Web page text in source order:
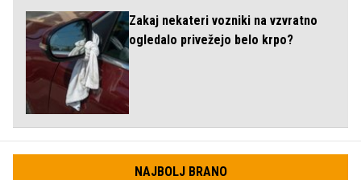
Zakaj nekateri vozniki na vzvratno
ogledalo privežejo belo krpo?
NAJBOLJ BRANO